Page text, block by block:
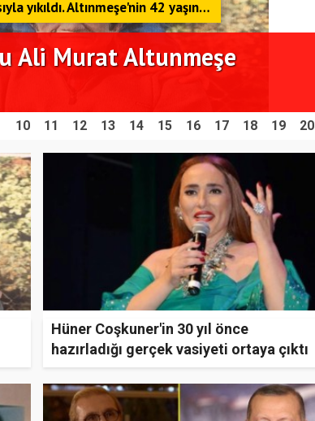
10 11 12 13 14 15 16 17 18 19 20
Hüner Coşkuner'in 30 yıl önce
hazırladığı gerçek vasiyeti ortaya çıktı